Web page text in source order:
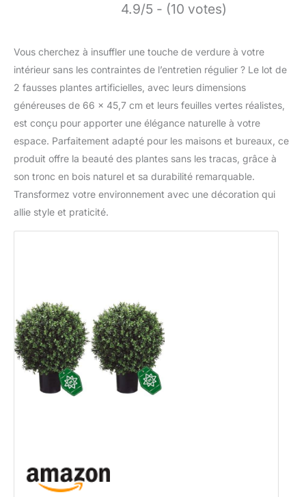
4.9/5 - (10 votes)
Vous cherchez à insuffler une touche de verdure à votre
intérieur sans les contraintes de l’entretien régulier ? Le lot de
2 fausses plantes artificielles, avec leurs dimensions
généreuses de 66 x 45,7 cm et leurs feuilles vertes réalistes,
est conçu pour apporter une élégance naturelle à votre
espace. Parfaitement adapté pour les maisons et bureaux, ce
produit offre la beauté des plantes sans les tracas, grâce à
son tronc en bois naturel et sa durabilité remarquable.
Transformez votre environnement avec une décoration qui
allie style et praticité.